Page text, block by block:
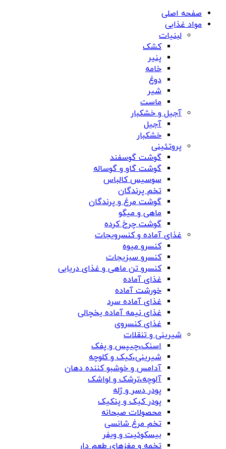
صفحه اصلی
مواد غذایی
لبنیات
کشک
پنیر
خامه
دوغ
شیر
ماست
آجیل و خشکبار
آجیل
خشکبار
پروتئینی
گوشت گوسفند
گوشت گاو و گوساله
سوسیس کالباس
تخم پرندگان
گوشت مرغ و پرندگان
ماهی و میگو
گوشت چرخ کرده
غذای آماده و کنسرویجات
کنسرو میوه
کنسرو سبزیجات
کنسرو تن ماهی و غذای دریایی
غذای آماده
خورشت آماده
غذای آماده سرد
غذای نیمه آماده یخچالی
غذای کنسروی
شیرینی و تنقلات
اسنک،چیپس و پفک
شیرینی،کیک و کلوچه
آدامس و خوشبو کننده دهان
آلوچه،ترشک و لواشک
پودر دسر و ژله
پودر کیک و پنکیک
محصولات صبحانه
تخم مرغ شانسی
بیسکوئیت و ویفر
تخمه و مغزهای طعم دار